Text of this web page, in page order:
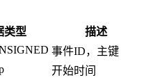
类型
描述
事件ID，主键
开始时间